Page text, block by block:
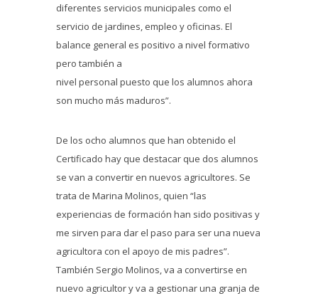
diferentes servicios municipales como el
servicio de jardines, empleo y oficinas. El
balance general es positivo a nivel formativo
pero también a
nivel personal puesto que los alumnos ahora
son mucho más maduros”.
De los ocho alumnos que han obtenido el
Certificado hay que destacar que dos alumnos
se van a convertir en nuevos agricultores. Se
trata de Marina Molinos, quien “las
experiencias de formación han sido positivas y
me sirven para dar el paso para ser una nueva
agricultora con el apoyo de mis padres”.
También Sergio Molinos, va a convertirse en
nuevo agricultor y va a gestionar una granja de